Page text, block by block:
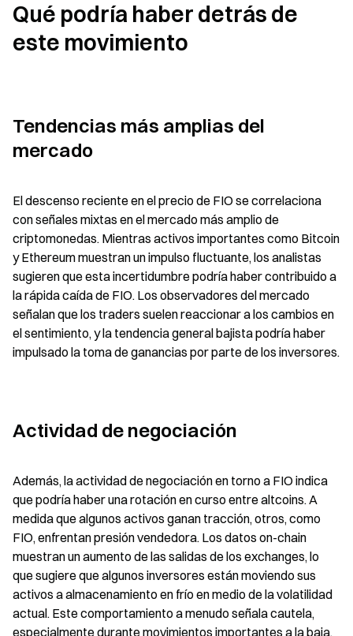
Qué podría haber detrás de
este movimiento
Tendencias más amplias del
mercado
El descenso reciente en el precio de FIO se correlaciona
con señales mixtas en el mercado más amplio de
criptomonedas. Mientras activos importantes como Bitcoin
y Ethereum muestran un impulso fluctuante, los analistas
sugieren que esta incertidumbre podría haber contribuido a
la rápida caída de FIO. Los observadores del mercado
señalan que los traders suelen reaccionar a los cambios en
el sentimiento, y la tendencia general bajista podría haber
impulsado la toma de ganancias por parte de los inversores.
Actividad de negociación
Además, la actividad de negociación en torno a FIO indica
que podría haber una rotación en curso entre altcoins. A
medida que algunos activos ganan tracción, otros, como
FIO, enfrentan presión vendedora. Los datos on-chain
muestran un aumento de las salidas de los exchanges, lo
que sugiere que algunos inversores están moviendo sus
activos a almacenamiento en frío en medio de la volatilidad
actual. Este comportamiento a menudo señala cautela,
especialmente durante movimientos importantes a la baja,